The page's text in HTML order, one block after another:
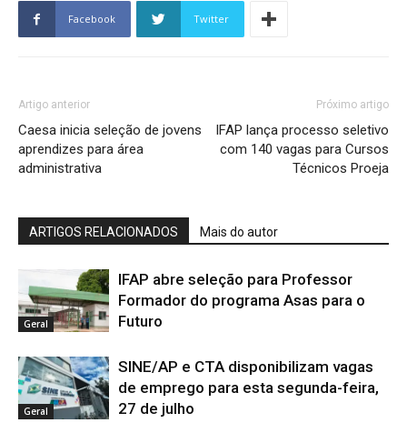
Facebook Twitter
Artigo anterior
Caesa inicia seleção de jovens
aprendizes para área
administrativa
Próximo artigo
IFAP lança processo seletivo
com 140 vagas para Cursos
Técnicos Proeja
ARTIGOS RELACIONADOS Mais do autor
Geral
IFAP abre seleção para Professor
Formador do programa Asas para o
Futuro
Geral
SINE/AP e CTA disponibilizam vagas
de emprego para esta segunda-feira,
27 de julho